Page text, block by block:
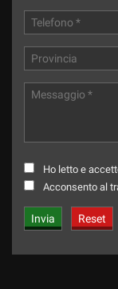
Ho letto e
Acconsento al